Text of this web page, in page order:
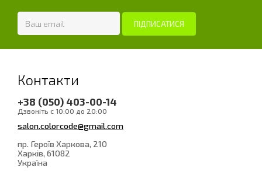
Контакти
+38 (050) 403-00-14
Дзвоніть с 10:00 до 20:00
salon.colorcode@gmail.com
пр. Героїв Харкова, 210
Харків, 61082
Україна